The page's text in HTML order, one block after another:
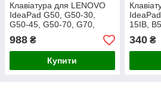
Клавіатура для LENOVO
IdeaPad G50, G50-30,
G50-45, G50-70, G70,
G70-70, Z50-70, Z70-80
(RU Black, Чорна рамка з
підсвіткою)
988 ₴
Купити
15IB,
340₴